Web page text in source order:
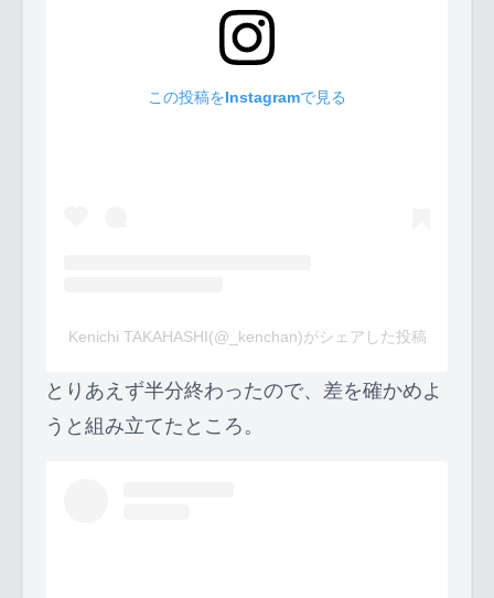
この投稿をInstagramで見る
Kenichi TAKAHASHI(@_kenchan)がシェアした投稿
とりあえず半分終わったので、差を確かめよ
うと組み立てたところ。